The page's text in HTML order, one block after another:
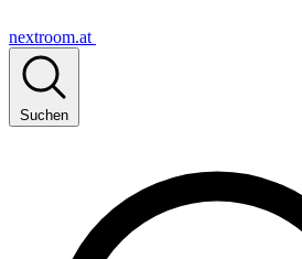
nextroom.at
Suchen